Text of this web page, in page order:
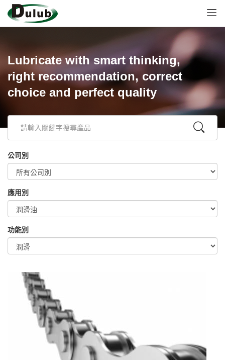
Lubricate with smart thinking,
right recommendation, correct
choice and perfect quality
公司別
應用別
功能別